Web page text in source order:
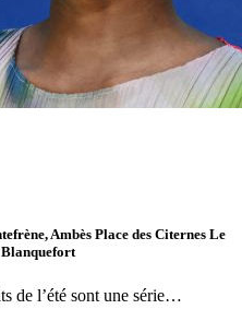
Ambès Place des Citernes Le
de l’été sont une série…